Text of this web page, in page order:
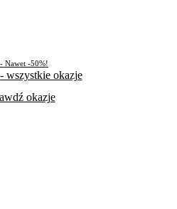
Nawet -50%!
- wszystkie okazje
okazje